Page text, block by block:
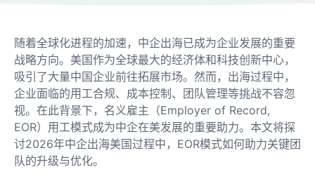
随着全球化进程的加速，中企出海已成为企业发展的重要
战略方向。美国作为全球最大的经济体和科技创新中心，
吸引了大量中国企业前往拓展市场。然而，出海过程中，
企业面临的用工合规、成本控制、团队管理等挑战不容忽
视。在此背景下，名义雇主（Employer of Record,
EOR）用工模式成为中企在美发展的重要助力。本文将探
讨2026年中企出海美国过程中，EOR模式如何助力关键团
队的升级与优化。